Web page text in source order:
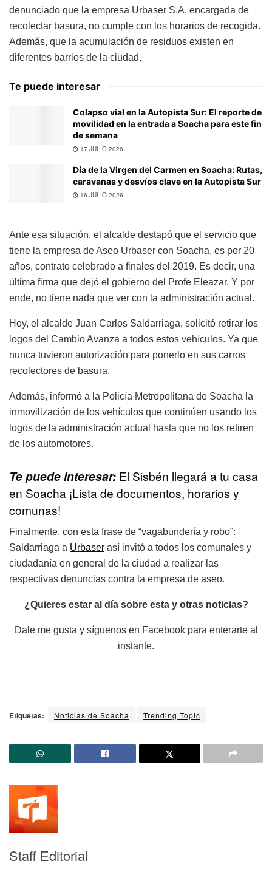
denunciado que la empresa Urbaser S.A. encargada de
recolectar basura, no cumple con los horarios de recogida.
Además, que la acumulación de residuos existen en
diferentes barrios de la ciudad.
Te puede interesar
Colapso vial en la Autopista Sur: El reporte de
movilidad en la entrada a Soacha para este fin
de semana
17 JULIO 2026
Día de la Virgen del Carmen en Soacha: Rutas,
caravanas y desvíos clave en la Autopista Sur
16 JULIO 2026
Ante esa situación, el alcalde destapó que el servicio que
tiene la empresa de Aseo Urbaser con Soacha, es por 20
años, contrato celebrado a finales del 2019. Es decir, una
última firma que dejó el gobierno del Profe Eleazar. Y por
ende, no tiene nada que ver con la administración actual.
Hoy, el alcalde Juan Carlos Saldarriaga, solicitó retirar los
logos del Cambio Avanza a todos estos vehículos. Ya que
nunca tuvieron autorización para ponerlo en sus carros
recolectores de basura.
Además, informó a la Policía Metropolitana de Soacha la
inmovilización de los vehículos que continúen usando los
logos de la administración actual hasta que no los retiren
de los automotores.
Te puede interesar: El Sisbén llegará a tu casa
en Soacha ¡Lista de documentos, horarios y
comunas!
Finalmente, con esta frase de “vagabundería y robo”:
Saldarriaga a Urbaser así invitó a todos los comunales y
ciudadanía en general de la ciudad a realizar las
respectivas denuncias contra la empresa de aseo.
¿Quieres estar al día sobre esta y otras noticias?
Dale me gusta y síguenos en Facebook para enterarte al
instante.
Etiquetas: Noticias de Soacha Trending Topic
Staff Editorial